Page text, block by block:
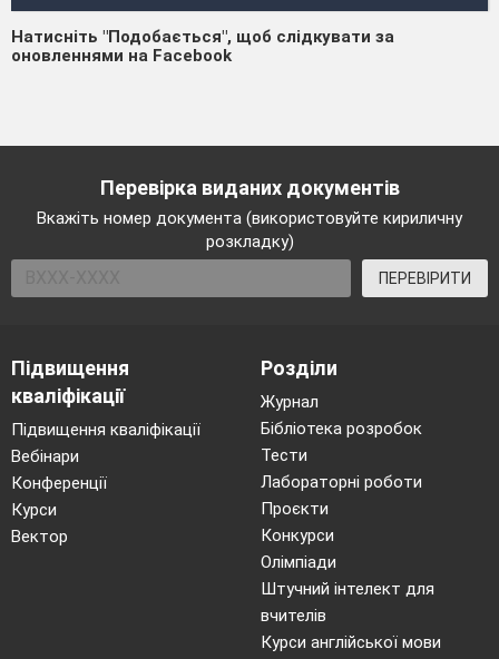
Натисніть "Подобається", щоб слідкувати за
оновленнями на Facebook
Перевірка виданих документів
Вкажіть номер документа (використовуйте кириличну
розкладку)
ПЕРЕВІРИТИ
Підвищення
кваліфікації
Підвищення кваліфікації
Вебінари
Конференції
Курси
Вектор
Розділи
Журнал
Бібліотека розробок
Тести
Лабораторні роботи
Проєкти
Конкурси
Олімпіади
Штучний інтелект для
вчителів
Курси англійської мови